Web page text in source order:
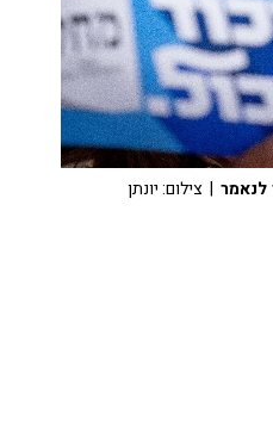
לנאמר | צילום: יונתן